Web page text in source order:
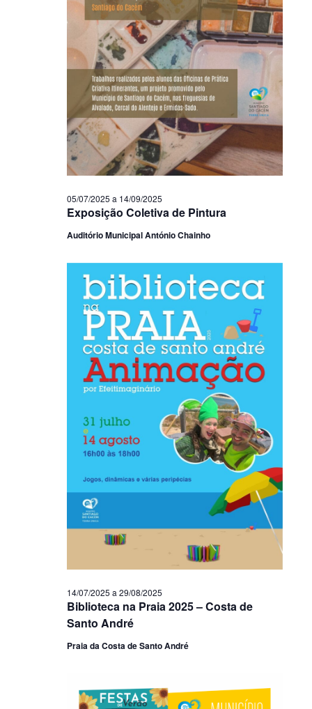
Exposição Coletiva de Pintura
05/07/2025 a 14/09/2025
Auditório Municipal António Chainho
Biblioteca na Praia 2025 – Costa de
Santo André
14/07/2025 a 29/08/2025
Praia da Costa de Santo André